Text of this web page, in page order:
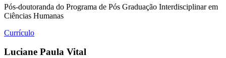
Pós-doutoranda do Programa de Pós Graduação Interdisciplinar em
Ciências Humanas
Currículo
Luciane Paula Vital